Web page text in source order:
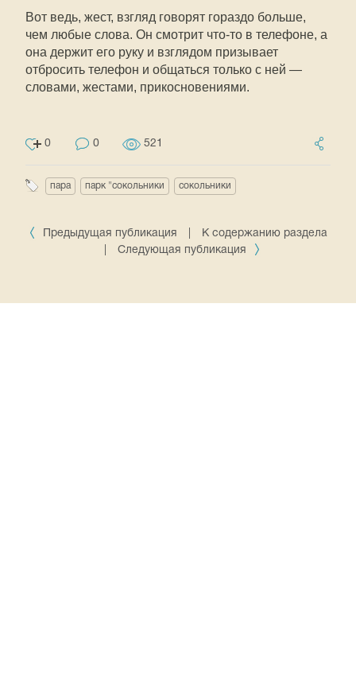
Вот ведь, жест, взгляд говорят гораздо больше,
чем любые слова. Он смотрит что-то в телефоне, а
она держит его руку и взглядом призывает
отбросить телефон и общаться только с ней —
словами, жестами, прикосновениями.
0 0 521
пара парк "сокольники сокольники
Предыдущая публикация
К содержанию раздела
Следующая публикация